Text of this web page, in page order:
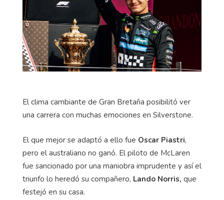
El clima cambiante de Gran Bretaña posibilitó ver
una carrera con muchas emociones en Silverstone.
El que mejor se adaptó a ello fue Oscar Piastri,
pero el australiano no ganó. El piloto de McLaren
fue sancionado por una maniobra imprudente y así el
triunfo lo heredó su compañero, Lando Norris, que
festejó en su casa.